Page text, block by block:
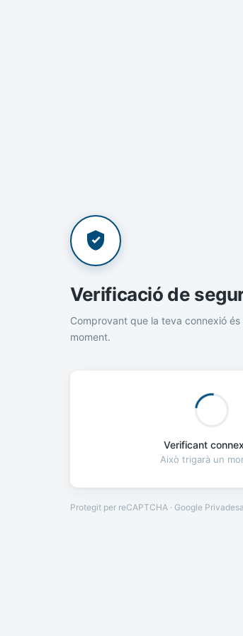
Verificació de
Comprovant que la teva connexió és
moment.
Verificant
Això trigarà un
Protegit per reCAPTCHA · Google Privadesa